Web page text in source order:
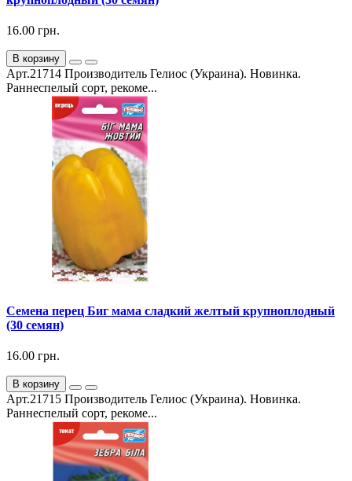
16.00 грн.
В корзину
Арт.21714 Производитель Гелиос (Украина). Новинка.
Раннеспелый сорт, рекоме...
Семена перец Биг мама сладкий желтый крупноплодный
(30 семян)
16.00 грн.
В корзину
Арт.21715 Производитель Гелиос (Украина). Новинка.
Раннеспелый сорт, рекоме...